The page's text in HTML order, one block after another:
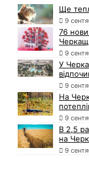
Ще
9
76
9
У
9
На
9
В 2,5
на
9